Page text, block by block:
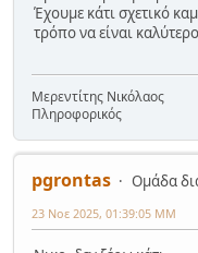
Έχουμε κάτι σχετικό
τρόπο να είναι
Μερεντίτης Νικόλαος
Πληροφορικός
pgrontas
Ομάδα
23 Νοε 2025, 01:39:05 ΜΜ